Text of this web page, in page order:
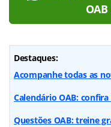
Destaques:
Acompanhe todas as
Calendário OAB:
Questões OAB: treine